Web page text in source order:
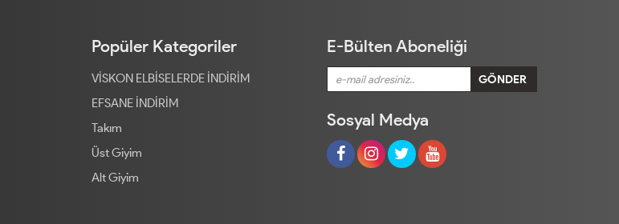
Popüler Kategoriler
VİSKON ELBİSELERDE İNDİRİM
EFSANE İNDİRİM
Takım
Üst Giyim
Alt Giyim
E-Bülten Aboneliği
Sosyal Medya